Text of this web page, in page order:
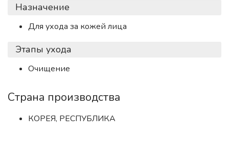
Назначение
Для ухода за кожей лица
Этапы ухода
Очищение
Страна производства
КОРЕЯ, РЕСПУБЛИКА